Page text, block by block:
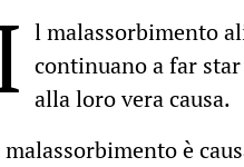
l malassorbimento
continuano a far
alla loro vera causa.
è